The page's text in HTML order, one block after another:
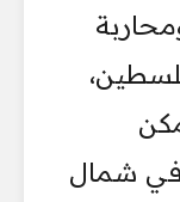
في شمال